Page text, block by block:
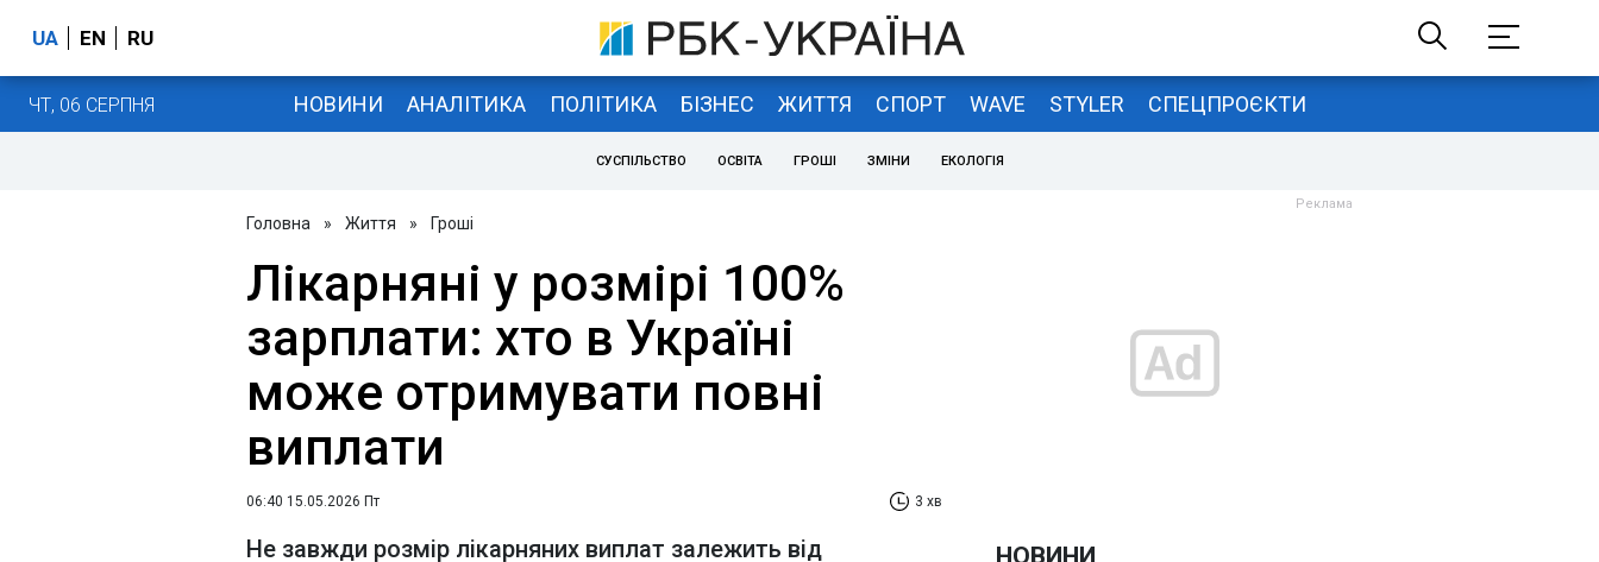
UA EN RU
ЧТ, 06 СЕРПНЯ НОВИНИ АНАЛІТИКА ПОЛІТИКА БІЗНЕС ЖИТТЯ СПОРТ WAVE STYLER СПЕЦПРОЄКТИ
СУСПІЛЬСТВО ОСВІТА ГРОШІ ЗМІНИ ЕКОЛОГІЯ
Головна » Життя » Гроші
Лікарняні у розмірі 100%
зарплати: хто в Україні
може отримувати повні
виплати
06:40 15.05.2026 Пт 3 хв
Не завжди розмір лікарняних виплат залежить від
НОВИНИ